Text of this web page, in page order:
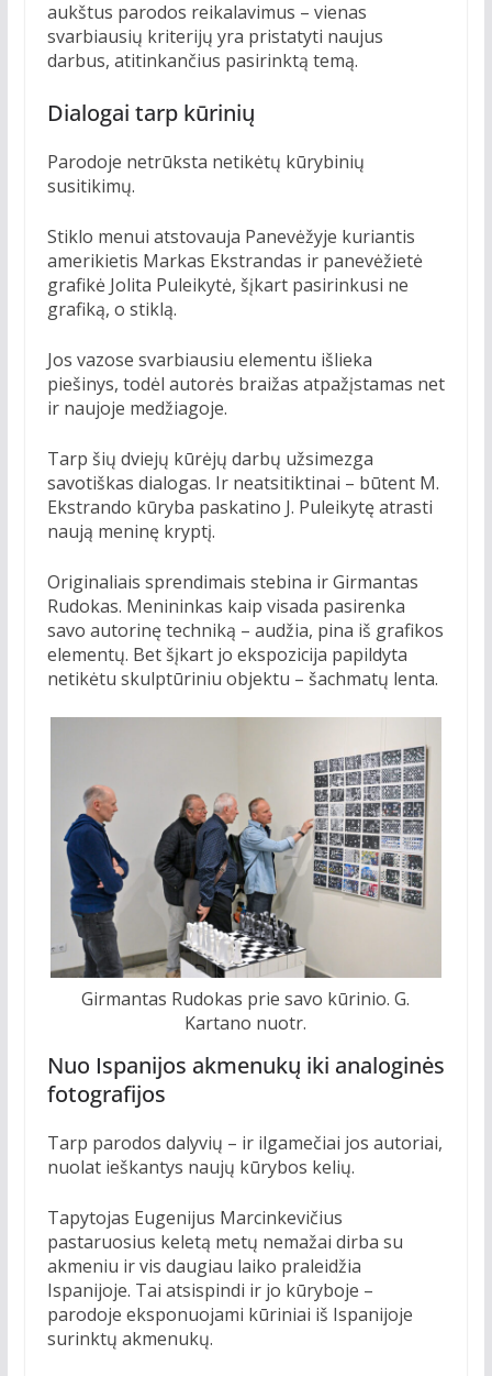
aukštus parodos reikalavimus – vienas
svarbiausių kriterijų yra pristatyti naujus
darbus, atitinkančius pasirinktą temą.
Dialogai tarp kūrinių
Parodoje netrūksta netikėtų kūrybinių
susitikimų.
Stiklo menui atstovauja Panevėžyje kuriantis
amerikietis Markas Ekstrandas ir panevėžietė
grafikė Jolita Puleikytė, šįkart pasirinkusi ne
grafiką, o stiklą.
Jos vazose svarbiausiu elementu išlieka
piešinys, todėl autorės braižas atpažįstamas net
ir naujoje medžiagoje.
Tarp šių dviejų kūrėjų darbų užsimezga
savotiškas dialogas. Ir neatsitiktinai – būtent M.
Ekstrando kūryba paskatino J. Puleikytę atrasti
naują meninę kryptį.
Originaliais sprendimais stebina ir Girmantas
Rudokas. Menininkas kaip visada pasirenka
savo autorinę techniką – audžia, pina iš grafikos
elementų. Bet šįkart jo ekspozicija papildyta
netikėtu skulptūriniu objektu – šachmatų lenta.
Girmantas Rudokas prie savo kūrinio. G.
Kartano nuotr.
Nuo Ispanijos akmenukų iki analoginės
fotografijos
Tarp parodos dalyvių – ir ilgamečiai jos autoriai,
nuolat ieškantys naujų kūrybos kelių.
Tapytojas Eugenijus Marcinkevičius
pastaruosius keletą metų nemažai dirba su
akmeniu ir vis daugiau laiko praleidžia
Ispanijoje. Tai atsispindi ir jo kūryboje –
parodoje eksponuojami kūriniai iš Ispanijoje
surinktų akmenukų.